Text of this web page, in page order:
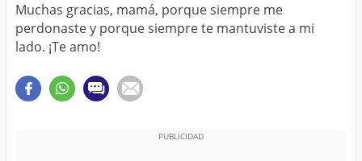
HERMANO
HIJO
NOVIA
PAPA
Muchas gracias, mamá, porque siempre me
perdonaste y porque siempre te mantuviste a mi
lado. ¡Te amo!